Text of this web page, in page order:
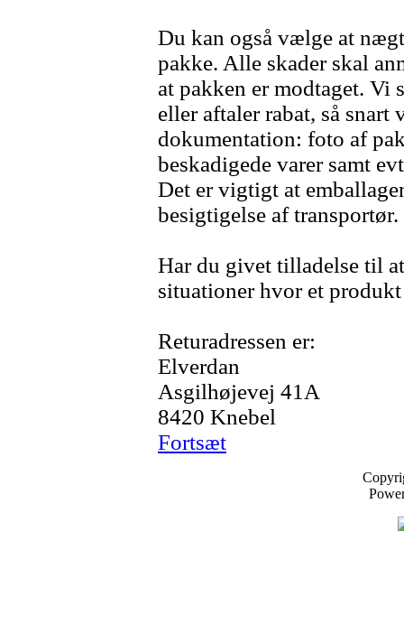
Du kan også vælge at
pakke. Alle skader skal
at pakken er modtaget. Vi
eller aftaler rabat, så snart
dokumentation: foto af
beskadigede varer samt
Det er vigtigt at
besigtigelse af transportør.
Har du givet tilladelse til
situationer hvor et
Returadressen er:
Elverdan
Asgilhøjevej 41A
8420 Knebel
Fortsæt